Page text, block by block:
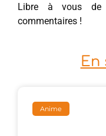
Libre à vous de
commentaires !
En
Anime